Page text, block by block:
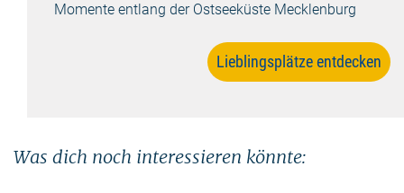
Momente entlang der Ostseeküste Mecklenburg
Lieblingsplätze entdecken
Was dich noch interessieren könnte: Icon zum oeffnen/schliessen
Icon zum oeffnen/schliessen